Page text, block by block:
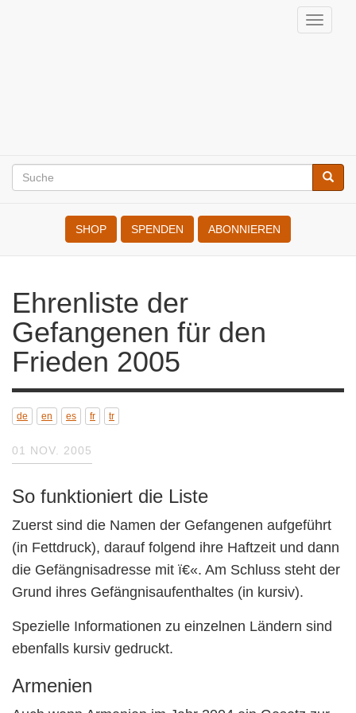
Search
Suche Suche
SHOP SPENDEN ABONNIEREN
Ehrenliste der Gefangenen für
den Frieden 2005
de en es fr tr
01 NOV. 2005
So funktioniert die Liste
Zuerst sind die Namen der Gefangenen
aufgeführt (in Fettdruck), darauf folgend ihre
Haftzeit und dann die Gefängnisadresse mit ï€«.
Am Schluss steht der Grund ihres
Gefängnisaufenthaltes (in kursiv).
Spezielle Informationen zu einzelnen Ländern
sind ebenfalls kursiv gedruckt.
Armenien
Auch wenn Armenien im Jahr 2004 ein Gesetz